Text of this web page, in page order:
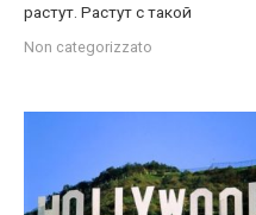
растут. Растут с такой
Non categorizzato